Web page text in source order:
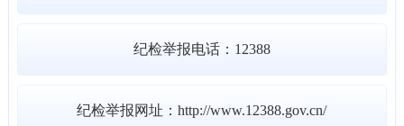
纪检举报电话：12388
纪检举报网址：http://www.12388.gov.cn/